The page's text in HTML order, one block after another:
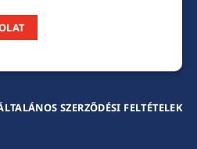
SZERZŐDÉSI FELTÉTELEK